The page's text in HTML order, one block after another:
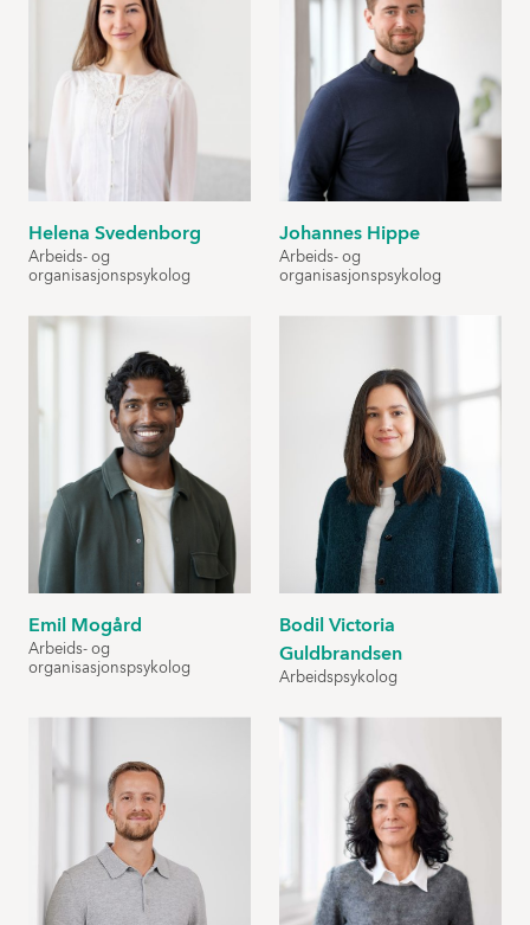
Helena Svedenborg
Arbeids- og
organisasjonspsykolog
Johannes Hippe
Arbeids- og
organisasjonspsykolog
Emil Mogård
Arbeids- og
organisasjonspsykolog
Bodil Victoria
Guldbrandsen
Arbeidspsykolog